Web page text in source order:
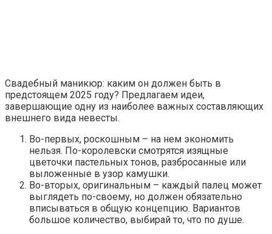
Свадебный маникюр: каким он должен быть в
предстоящем 2025 году? Предлагаем идеи,
завершающие одну из наиболее важных составляющих
внешнего вида невесты.
Во-первых, роскошным – на нем экономить
нельзя. По-королевски смотрятся изящные
цветочки пастельных тонов, разбросанные или
выложенные в узор камушки.
Во-вторых, оригинальным – каждый палец может
выглядеть по-своему, но должен обязательно
вписываться в общую концепцию. Вариантов
большое количество, выбирай то, что по душе.